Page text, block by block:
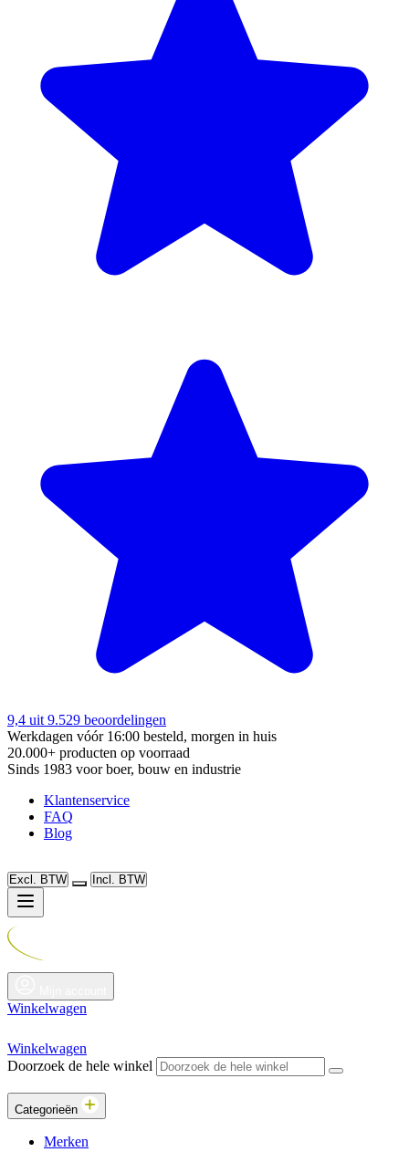
9,4 uit 9.529 beoordelingen
Werkdagen vóór 16:00 besteld, morgen in huis
20.000+ producten op voorraad
Sinds 1983 voor boer, bouw en industrie
Klantenservice
FAQ
Blog
Excl. BTW Incl. BTW
Winkelwagen
Winkelwagen
Doorzoek de hele winkel
Categorieën
Merken